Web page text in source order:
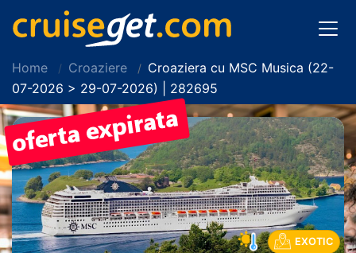
Home Croaziere
Croaziera cu MSC Musica (22-
07-2026 > 29-07-2026) | 282695
EXOTIC